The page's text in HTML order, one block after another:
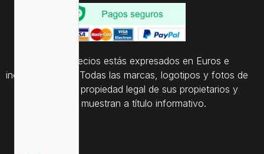
Todos los precios estás expresados en Euros e
incluyen el IVA. | Todas las marcas, logotipos y fotos de
productos son propiedad legal de sus propietarios y
sólo se muestran a título informativo.